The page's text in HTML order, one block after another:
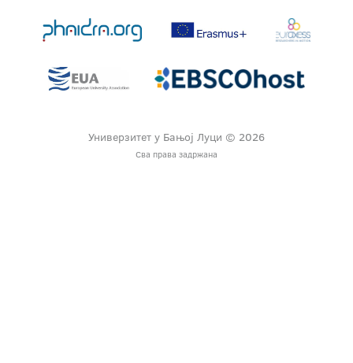
Универзитет у Бањој Луци © 2026
Сва права задржана